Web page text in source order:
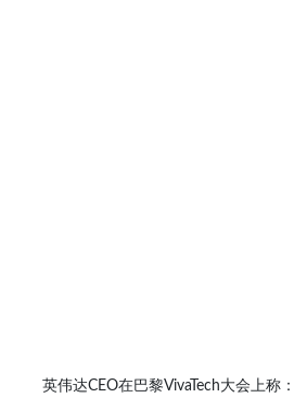
英伟达CEO在巴黎VivaTech大会上称：